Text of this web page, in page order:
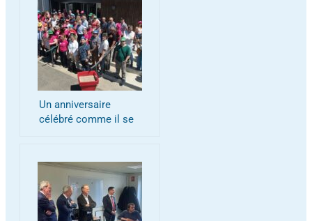
Un anniversaire
célébré comme il se